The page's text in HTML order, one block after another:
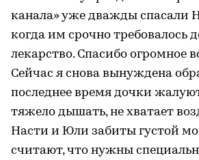
канала» уже дважды спасали
когда им срочно требовалось
лекарство. Спасибо огромное
Сейчас я снова вынуждена
последнее время дочки
тяжело дышать, не хватает
Насти и Юли забиты густой
считают, что нужны